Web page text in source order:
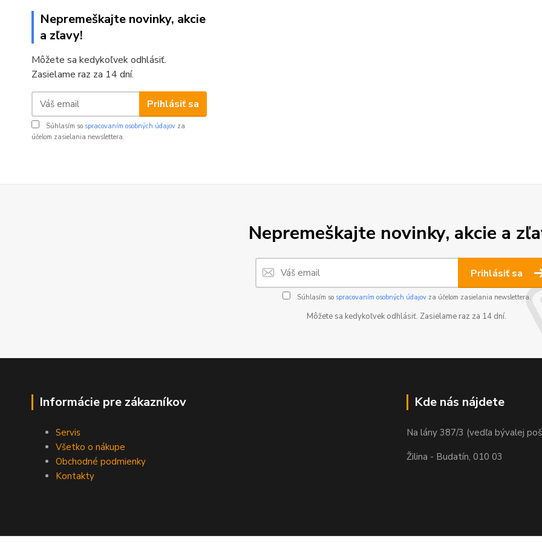
Nepremeškajte novinky, akcie
a zľavy!
Môžete sa kedykoľvek odhlásiť.
Zasielame raz za 14 dní.
Prihlásiť sa
Súhlasím so spracovaním osobných údajov za
účelom zasielania newslettera.
Nepremeškajte novinky, akcie a
Prihlásiť sa
Súhlasím so spracovaním osobných údajovza účelom zasielania newslettera.
Môžete sa kedykoľvek odhlásiť. Zasielame raz za 14 dní.
Informácie pre zákazníkov
Servis
Všetko o nákupe
Obchodné podmienky
Kontakty
Kde nás nájdete
Na lány 387/3 (vedľa bývalej
Žilina - Budatín, 010 03